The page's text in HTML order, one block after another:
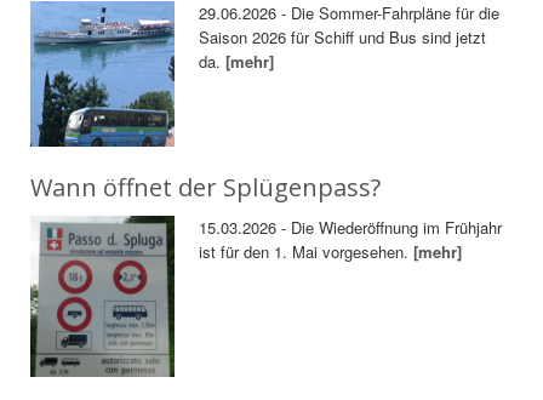
29.06.2026 - Die Sommer-Fahrpläne für die
Saison 2026 für Schiff und Bus sind jetzt
da.[mehr]
Wann öffnet der Splügenpass?
15.03.2026 - Die Wiederöffnung im Frühjahr
ist für den 1. Mai vorgesehen.[mehr]